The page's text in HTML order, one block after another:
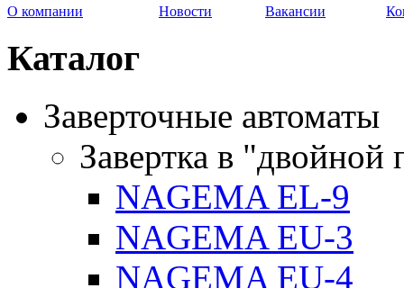
О компании Новости Вакансии
Каталог
Заверточные автоматы
Завертка в "двойной
NAGEMA EL-9
NAGEMA EU-3
NAGEMA EU-4